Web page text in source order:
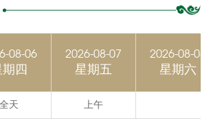
08-06
四
2026-08-07
星期五
2026-08-08
星期六
全天 上午